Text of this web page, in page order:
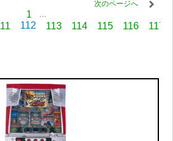
1
...
112 113 114 115 116 117
次のページへ